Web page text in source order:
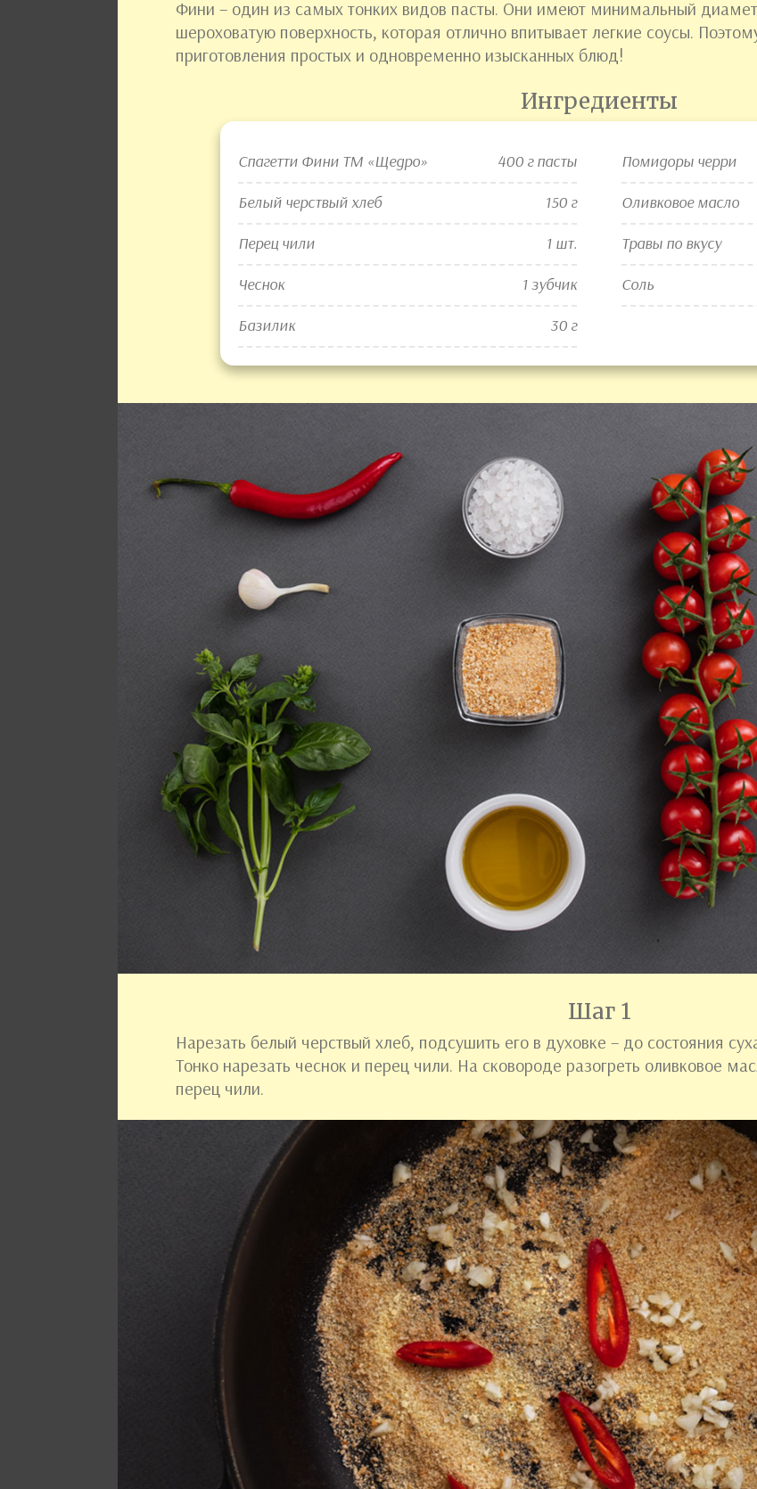
Фини – один из самых тонких видов пасты. Они имеют минимальный
шероховатую поверхность, которая отлично впитывает легкие соусы.
приготовления простых и одновременно изысканных блюд!
Ингредиенты
Спагетти Фини ТМ «Щедро»
400 г пасты
Белый черствый хлеб
150 г
Перец чили
1 шт.
Чеснок
1 зубчик
Базилик
30 г
Помидоры черри
Оливковое масло
Травы по вкусу
Соль
Шаг 1
Нарезать белый черствый хлеб, подсушить его в духовке – до состояния
Тонко нарезать чеснок и перец чили. На сковороде разогреть оливковое
перец чили.